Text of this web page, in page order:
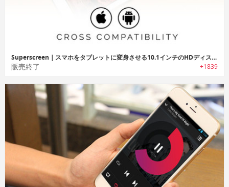
Superscreen｜スマホをタブレットに変身させる10.1インチのHDディスプレイ「スーパースクリーン」
販売終了 +1839